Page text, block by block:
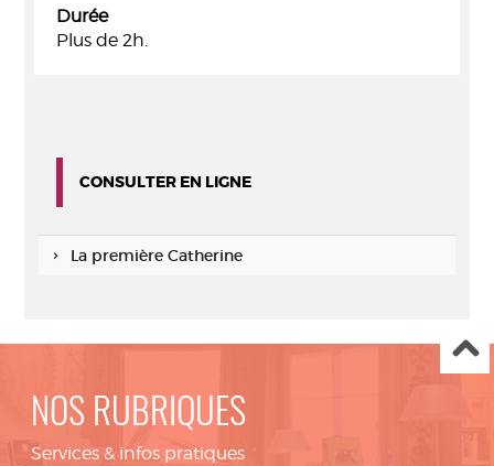
Durée
Plus de 2h.
CONSULTER EN LIGNE
La première Catherine
NOS RUBRIQUES
Services & infos pratiques